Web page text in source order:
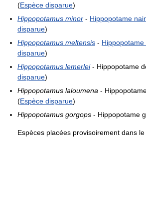
(Espèce disparue)
Hippopotamus minor - Hippopotame
disparue)
Hippopotamus meltensis -
disparue)
Hippopotamus lemerlei- Hippopotame
disparue)
Hippopotamus laloumena -
(Espèce disparue)
Hippopotamus gorgops - Hippopotame
Espèces placées provisoirement dans